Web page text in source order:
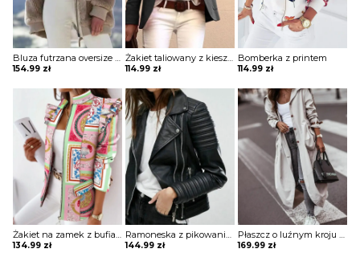
Bluza futrzana oversize z kapturem
154.99 zł
Żakiet taliowany z kieszeniami
114.99 zł
Bomberka z printem
114.99 zł
Żakiet na zamek z bufiastymi rękawami i stójką
134.99 zł
Ramoneska z pikowaniem i zamkami
144.99 zł
Płaszcz o luźnym kroju z dużymi kieszeniami bez kaptura
169.99 zł